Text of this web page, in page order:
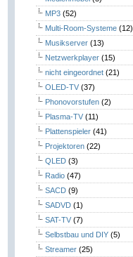
MP3 (52)
Multi-Room-Systeme (12)
Musikserver (13)
Netzwerkplayer (15)
nicht eingeordnet (21)
OLED-TV (37)
Phonovorstufen (2)
Plasma-TV (11)
Plattenspieler (41)
Projektoren (22)
QLED (3)
Radio (47)
SACD (9)
SADVD (1)
SAT-TV (7)
Selbstbau und DIY (5)
Streamer (25)